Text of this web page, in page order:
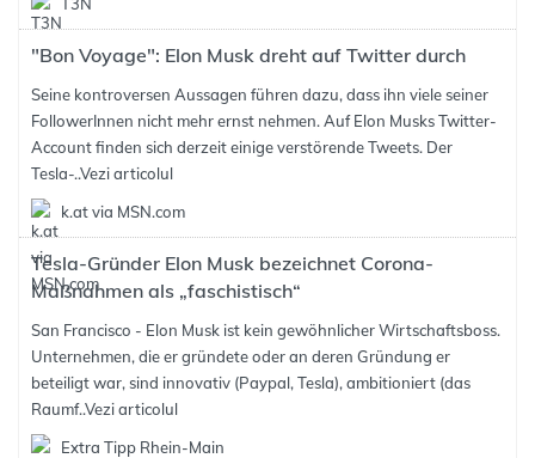
"Bon Voyage": Elon Musk dreht auf Twitter durch
Seine kontroversen Aussagen führen dazu, dass ihn viele seiner
FollowerInnen nicht mehr ernst nehmen. Auf Elon Musks Twitter-
Account finden sich derzeit einige verstörende Tweets. Der
Tesla-..Vezi articolul
k.at via MSN.com
Tesla-Gründer Elon Musk bezeichnet Corona-
Maßnahmen als „faschistisch“
San Francisco - Elon Musk ist kein gewöhnlicher Wirtschaftsboss.
Unternehmen, die er gründete oder an deren Gründung er
beteiligt war, sind innovativ (Paypal, Tesla), ambitioniert (das
Raumf..Vezi articolul
Extra Tipp Rhein-Main